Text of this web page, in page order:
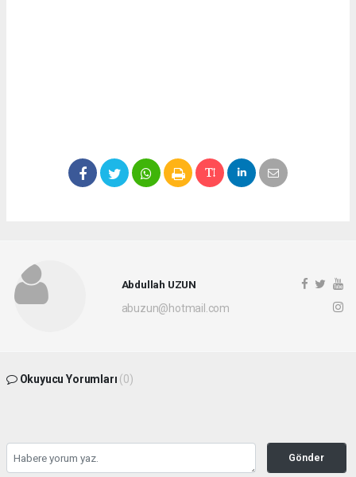
Abdullah UZUN
abuzun@hotmail.com
Okuyucu Yorumları (0)
Gönder